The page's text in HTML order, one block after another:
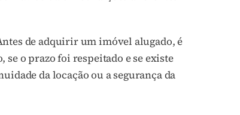
de adquirir um imóvel alugado, é
o prazo foi respeitado e se existe
da locação ou a segurança da